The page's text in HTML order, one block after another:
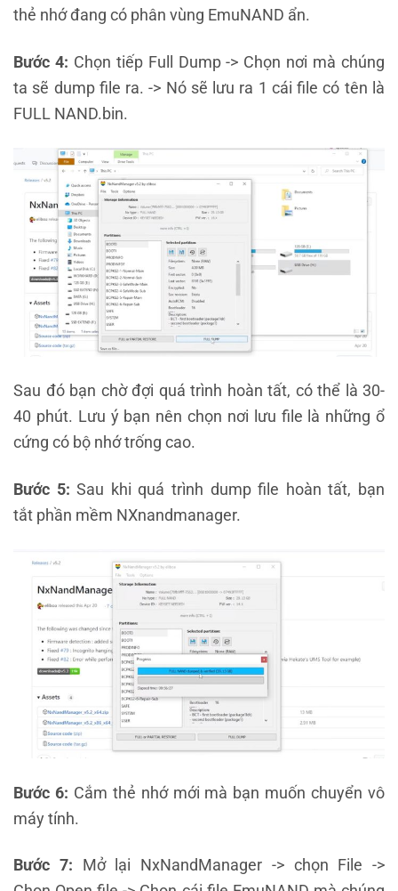
thẻ nhớ đang có phân vùng EmuNAND ẩn.
Bước 4: Chọn tiếp Full Dump -> Chọn nơi mà chúng
ta sẽ dump file ra. -> Nó sẽ lưu ra 1 cái file có tên là
FULL NAND.bin.
Sau đó bạn chờ đợi quá trình hoàn tất, có thể là 30-
40 phút. Lưu ý bạn nên chọn nơi lưu file là những ổ
cứng có bộ nhớ trống cao.
Bước 5: Sau khi quá trình dump file hoàn tất, bạn
tắt phần mềm NXnandmanager.
Bước 6: Cắm thẻ nhớ mới mà bạn muốn chuyển vô
máy tính.
Bước 7: Mở lại NxNandManager -> chọn File ->